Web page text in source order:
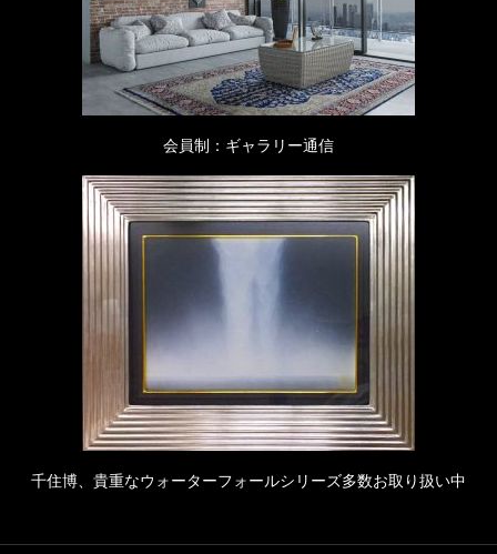
会員制：ギャラリー通信
千住博、貴重なウォーターフォールシリーズ多数お取り扱い中